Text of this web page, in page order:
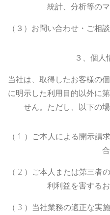
統計、分析等の
（３）お問い合わせ・ご相
３、個人
当社は、取得したお客様の
に明示した利用目的以外に
せん。ただし、以下の
（ 1 ）ご本人による開示請
合
（ 2 ）ご本人または第三者
利利益を害する
（ 3 ）当社業務の適正な実